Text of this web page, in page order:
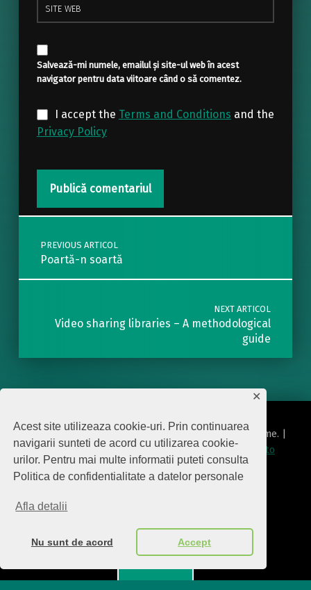
Acest site utilizeaza cookie-uri. Prin continuarea
navigarii sunteti de acord cu utilizarea cookie-
urilor. Pentru mai multe informatii puteti consulta
Politica de confidentialitate a datelor personale
Afla detalii
Nu sunt de acord Accept
✕
Salvează-mi numele, emailul și site-ul web în acest
navigator pentru data viitoare când o să comentez.
I accept the Terms and Conditions and the
Privacy Policy
Post navigation
PREVIOUS ARTICOL
Poartă-n soartă
NEXT ARTICOL
Video sharing libraries – A methodological
guide
© 2026Editura Biscara |UsingModern WordPresstheme.
Politica de protecţie date cu caracter personal |
Back to
top ↑
politica de confidentialitate
Back to top ↑